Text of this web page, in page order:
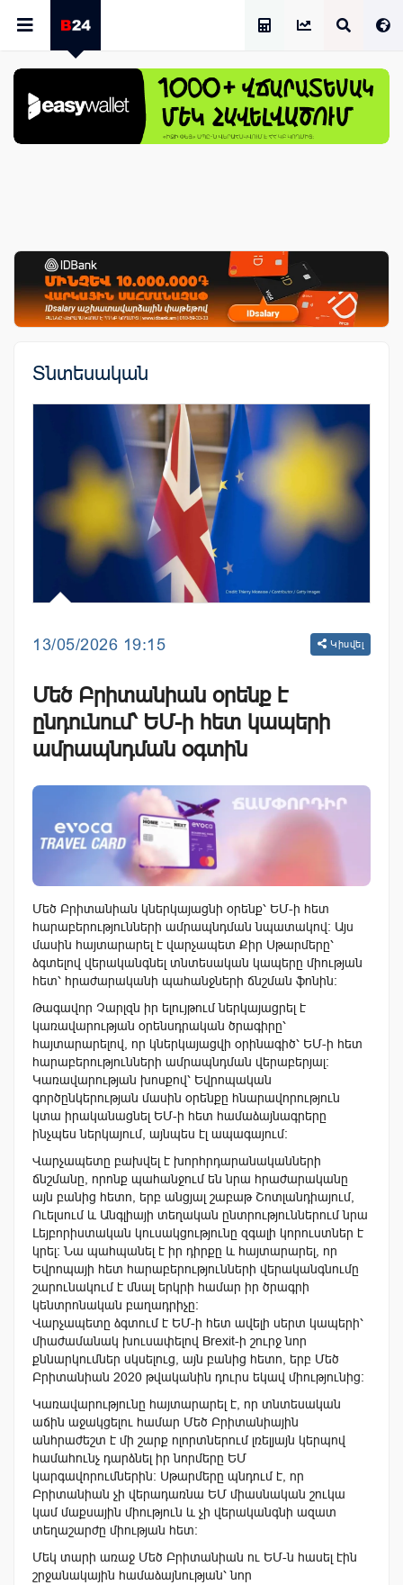
Տնտեսական
13/05/2026 19:15 Կիսվել
Մեծ Բրիտանիան օրենք է
ընդունում՝ ԵՄ-ի հետ կապերի
ամրապնդման օգտին
Մեծ Բրիտանիան կներկայացնի օրենք՝ ԵՄ-ի հետ
հարաբերությունների ամրապնդման նպատակով: Այս
մասին հայտարարել է վարչապետ Քիր Սթարմերը՝
ձգտելով վերականգնել տնտեսական կապերը միության
հետ՝ հրաժարականի պահանջների ճնշման ֆոնին։
Թագավոր Չարլզն իր ելույթում ներկայացրել է
կառավարության օրենսդրական ծրագիրը՝
հայտարարելով, որ կներկայացվի օրինագիծ՝ ԵՄ-ի հետ
հարաբերությունների ամրապնդման վերաբերյալ։
Կառավարության խոսքով՝ Եվրոպական
գործընկերության մասին օրենքը հնարավորություն
կտա իրականացնել ԵՄ-ի հետ համաձայնագրերը
ինչպես ներկայում, այնպես էլ ապագայում։
Վարչապետը բախվել է խորհրդարանականների
ճնշմանը, որոնք պահանջում են նրա հրաժարականը
այն բանից հետո, երբ անցյալ շաբաթ Շոտլանդիայում,
Ուելսում և Անգլիայի տեղական ընտրություններում նրա
Լեյբորիստական կուսակցությունը զգալի կորուստներ է
կրել։ Նա պահպանել է իր դիրքը և հայտարարել, որ
Եվրոպայի հետ հարաբերությունների վերականգնումը
շարունակում է մնալ երկրի համար իր ծրագրի
կենտրոնական բաղադրիչը։
Վարչապետը ձգտում է ԵՄ-ի հետ ավելի սերտ կապերի՝
միաժամանակ խուսափելով Brexit-ի շուրջ նոր
քննարկումներ սկսելուց, այն բանից հետո, երբ Մեծ
Բրիտանիան 2020 թվականին դուրս եկավ միությունից։
Կառավարությունը հայտարարել է, որ տնտեսական
աճին աջակցելու համար Մեծ Բրիտանիային
անհրաժեշտ է մի շարք ոլորտներում լռելյայն կերպով
համահունչ դարձնել իր նորմերը ԵՄ
կարգավորումներին։ Սթարմերը պնդում է, որ
Բրիտանիան չի վերադառնա ԵՄ միասնական շուկա
կամ մաքսային միություն և չի վերականգնի ազատ
տեղաշարժը միության հետ։
Մեկ տարի առաջ Մեծ Բրիտանիան ու ԵՄ-ն հասել էին
շրջանակային համաձայնության՝ նոր